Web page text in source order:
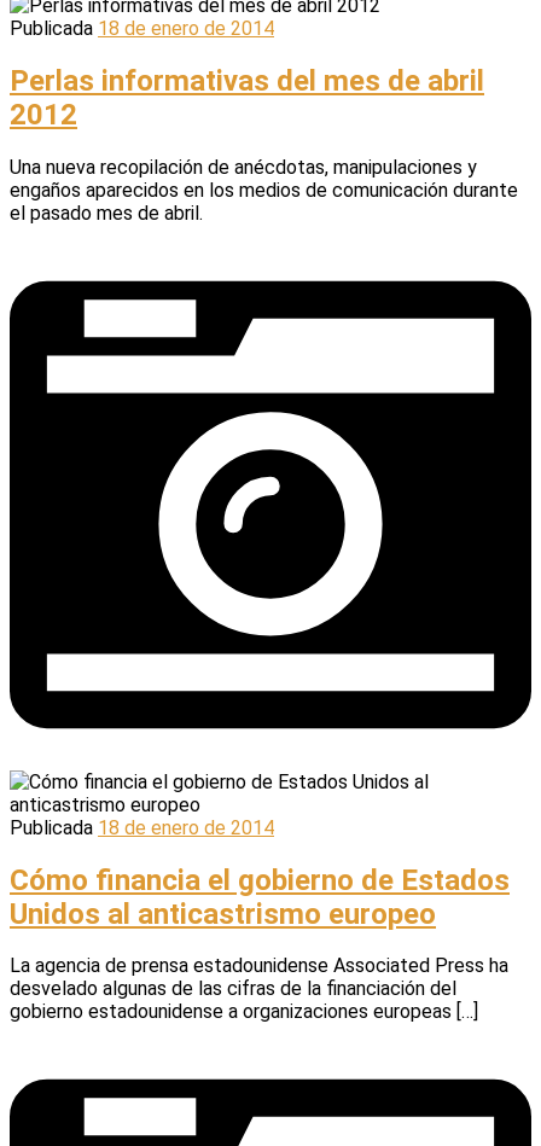
Publicada 18 de enero de 2014
Perlas informativas del mes de abril
2012
Una nueva recopilación de anécdotas, manipulaciones y
engaños aparecidos en los medios de comunicación durante
el pasado mes de abril.
Publicada 18 de enero de 2014
Cómo financia el gobierno de Estados
Unidos al anticastrismo europeo
La agencia de prensa estadounidense Associated Press ha
desvelado algunas de las cifras de la financiación del
gobierno estadounidense a organizaciones europeas […]